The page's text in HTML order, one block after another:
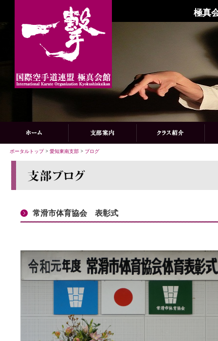
極真
ポータルトップ> 愛知東南支部 > ブログ
常滑市体育協会 表彰式